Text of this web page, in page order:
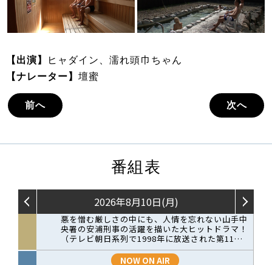
【出演】
ヒャダイン、濡れ頭巾ちゃん
【ナレーター】壇蜜
前へ 次へ
番組表